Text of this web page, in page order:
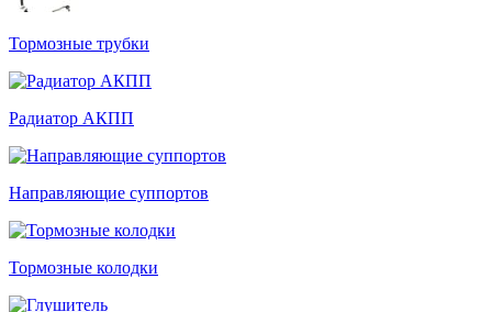
Тормозные трубки
Радиатор АКПП
Направляющие суппортов
Тормозные колодки